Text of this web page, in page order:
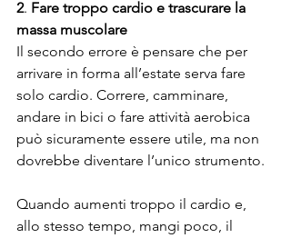
2. Fare troppo cardio e trascurare la
massa muscolare
Il secondo errore è pensare che per
arrivare in forma all’estate serva fare
solo cardio. Correre, camminare,
andare in bici o fare attività aerobica
può sicuramente essere utile, ma non
dovrebbe diventare l’unico strumento.
Quando aumenti troppo il cardio e,
allo stesso tempo, mangi poco, il